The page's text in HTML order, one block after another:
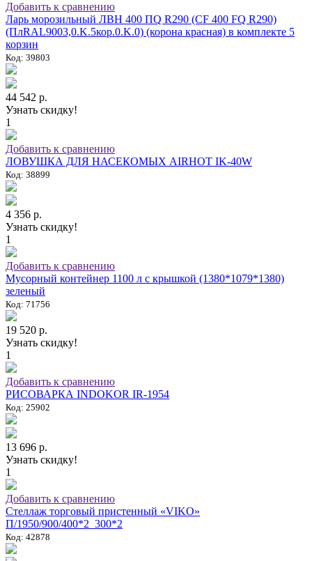
Добавить к сравнению
Ларь морозильный ЛВН 400 ПQ R290 (СF 400 FQ R290)
(ПлRAL9003,0.K.5кор.0.K.0) (корона красная) в комплекте 5
корзин
Код: 39803
44 542 р.
Узнать скидку!
1
Добавить к сравнению
ЛОВУШКА ДЛЯ НАСЕКОМЫХ AIRHOT IK-40W
Код: 38899
4 356 р.
Узнать скидку!
1
Добавить к сравнению
Мусорный контейнер 1100 л с крышкой (1380*1079*1380)
зеленый
Код: 71756
19 520 р.
Узнать скидку!
1
Добавить к сравнению
РИСОВАРКА INDOKOR IR-1954
Код: 25902
13 696 р.
Узнать скидку!
1
Добавить к сравнению
Стеллаж торговый пристенный «VIKO»
П/1950/900/400*2_300*2
Код: 42878